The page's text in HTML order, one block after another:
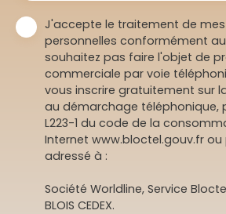
J'accepte le traitement de
personnelles conformément au
souhaitez pas faire l'objet de
commerciale par voie
vous inscrire gratuitement sur
au démarchage téléphonique,
L223-1 du code de la
Internet www.bloctel.gouv.fr ou
adressé à :
Société Worldline, Service Bloctel,
BLOIS CEDEX.